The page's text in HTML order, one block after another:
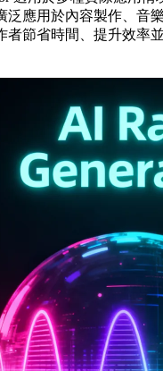
泛應用於內容製作、音
者節省時間、提升效率